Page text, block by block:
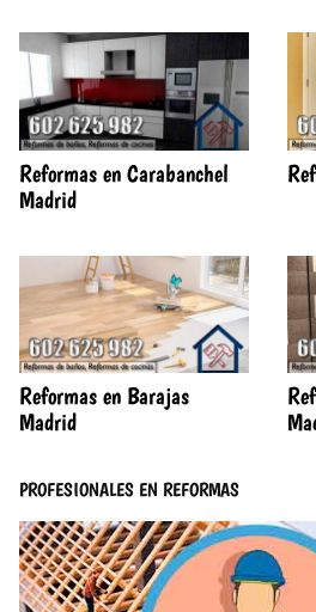
Reformas en Carabanchel
Madrid
Reformas en Barajas
Madrid
PROFESIONALES EN REFORMAS